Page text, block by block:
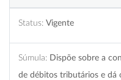
Status: Vigente
Súmula: Dispõe sobre a
de débitos tributários e dá